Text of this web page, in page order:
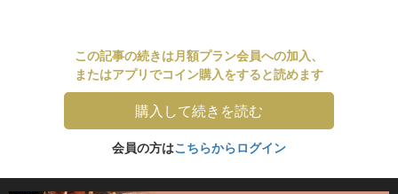
この記事の続きは月額プラン会員への加入、
またはアプリでコイン購入をすると読めます
購入して続きを読む
会員の方はこちらからログイン